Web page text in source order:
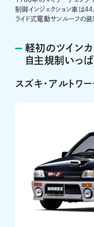
制御インジェクション車は
ライド式電動サンルーフの
軽初のツイン
自主規制いっ
スズキ・アルトワ